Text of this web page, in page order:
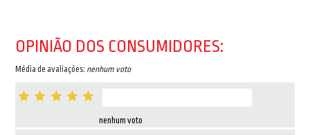
OPINIÃO DOS CONSUMIDORES:
Média de avaliações: nenhum voto
nenhum voto